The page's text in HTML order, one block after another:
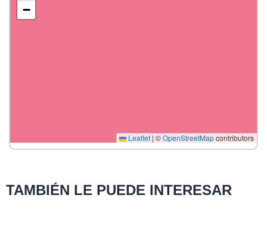
−
Leaflet | ©OpenStreetMapcontributors
TAMBIÉN LE PUEDE INTERESAR